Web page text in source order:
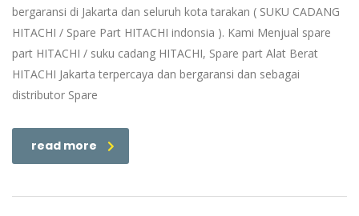
bergaransi di Jakarta dan seluruh kota tarakan ( SUKU CADANG
HITACHI / Spare Part HITACHI indonsia ). Kami Menjual spare
part HITACHI / suku cadang HITACHI, Spare part Alat Berat
HITACHI Jakarta terpercaya dan bergaransi dan sebagai
distributor Spare
read more